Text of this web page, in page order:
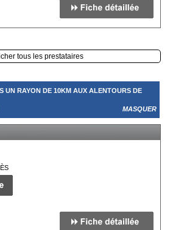
tous les prestataires
UN RAYON DE 10KM AUX ALENTOURS DE
MASQUER